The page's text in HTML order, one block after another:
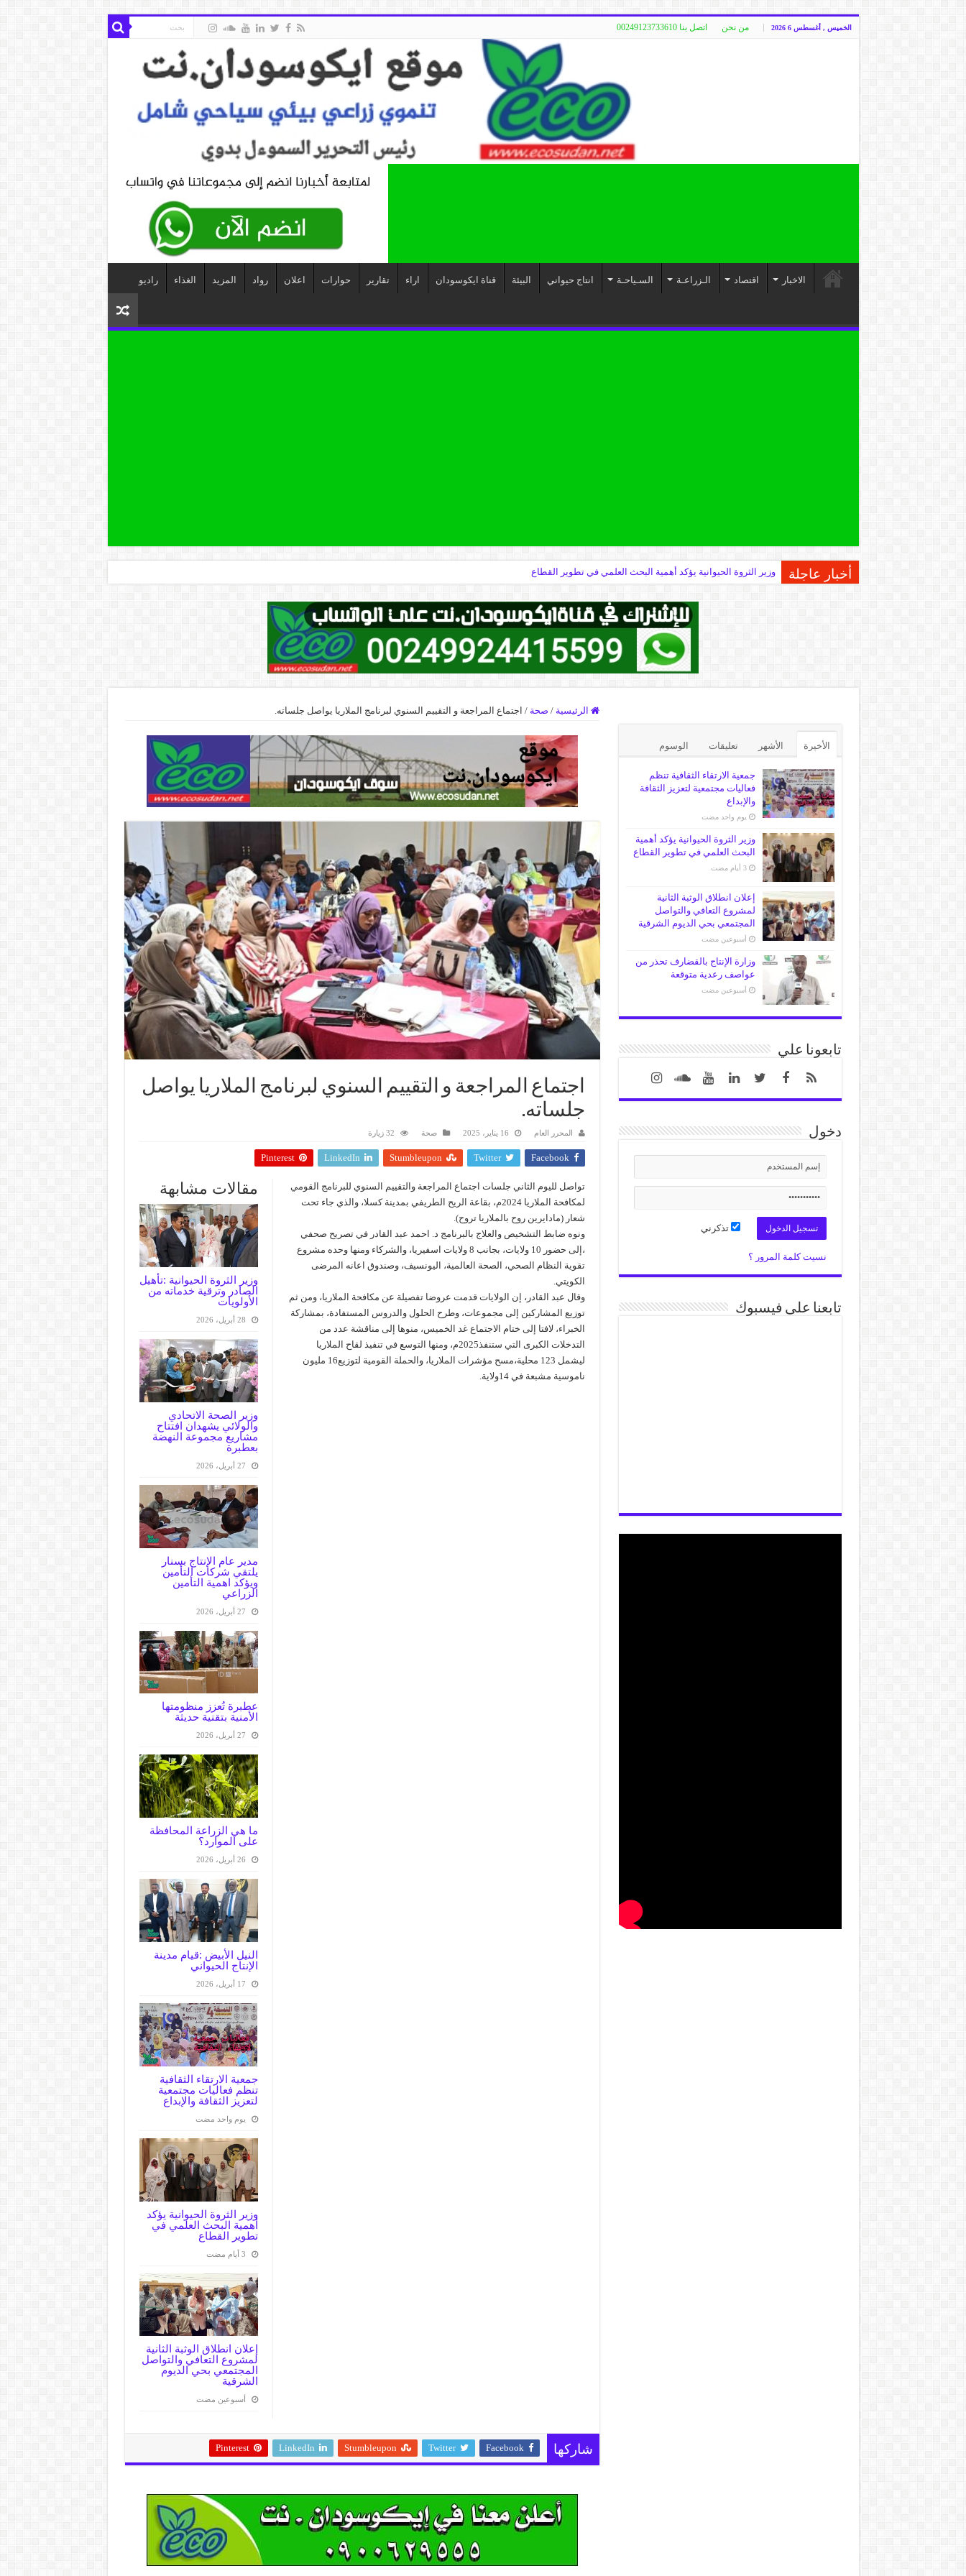
الخميس , أغسطس 6 2026 من نحن اتصل بنا 00249123733610
الاخبار اقتصاد الـزراعـة السـياحـة انتاج حيواني البيئة قناة ايكوسودان اراء تقارير حوارات اعلان رواد المزيد الغذاء راديو
أخبار عاجلة وزير الثروة الحيوانية يؤكد أهمية البحث العلمي في تطوير القطاع
الرئيسية / صحة / اجتماع المراجعة و التقييم السنوي لبرنامج الملاريا يواصل جلساته.
اجتماع المراجعة و التقييم السنوي لبرنامج الملاريا يواصل
جلساته.
المحرر العام 16 يناير، 2025 صحة 32 زيارة
Facebook
Twitter
Stumbleupon
LinkedIn
Pinterest
مقالات مشابهة
وزير الثروة الحيوانية :تأهيل
الصادر وترقية خدماته من
الأولويات
28 أبريل، 2026
وزير الصحة الاتحادي
والولائي يشهدان افتتاح
مشاريع مجموعة النهضة
بعطبرة
27 أبريل، 2026
مدير عام الإنتاج بسنار
يلتقي شركات التأمين
ويؤكد اهمية التأمين
الزراعي
27 أبريل، 2026
عطبرة تُعزز منظومتها
الأمنية بتقنية حديثة
27 أبريل، 2026
ما هي الزراعة المحافظة
على الموارد؟
26 أبريل، 2026
النيل الأبيض :قيام مدينة
الإنتاج الحيواني
17 أبريل، 2026
جمعية الارتقاء الثقافية
تنظم فعاليات مجتمعية
لتعزيز الثقافة والإبداع
‏يوم واحد مضت
وزير الثروة الحيوانية يؤكد
أهمية البحث العلمي في
تطوير القطاع
إعلان انطلاق الوثبة الثانية
لمشروع التعافي والتواصل
المجتمعي بحي الديوم
الشرقية
‏أسبوعين مضت
تواصل لليوم الثاني جلسات اجتماع المراجعة والتقييم السنوي للبرنامج القومي
لمكافحة الملاريا 2024م، بقاعة الريح الطريفي بمدينة كسلا، والذي جاء تحت
شعار (مادايرين روح بالملاريا تروح).
ونوه ضابط التشخيص والعلاج بالبرنامج د. احمد عبد القادر في تصريح صحفي
،إلى حضور 10 ولايات، بجانب 8 ولايات اسفيريا، والشركاء ومنها وحده مشروع
تقوية النظام الصحي، الصحة العالمية، اليونسيف، وصندوق اعانه المرضى
الكويتي.
وقال عبد القادر، إن الولايات قدمت عروضا تفصيلة عن مكافحة الملاريا، ومن ثم
توزيع المشاركين إلى مجموعات، وطرح الحلول والدروس المستفادة، بمشاركة
الخبراء، لافتا إلى ختام الاجتماع غد الخميس، منوها إلى مناقشة عدد من
التدخلات الكبرى التي ستنفذ2025م، ومنها التوسع في تنفيذ لقاح الملاريا
ليشمل 123 محلية،مسح مؤشرات الملاريا، والحملة القومية لتوزيع16 مليون
ناموسية مشبعة في 14ولاية.
شاركها Facebook
Twitter
Stumbleupon
LinkedIn
Pinterest
الأخيرة الأشهر تعليقات الوسوم
جمعية الارتقاء الثقافية تنظم
فعاليات مجتمعية لتعزيز الثقافة
والإبداع
‏يوم واحد مضت
وزير الثروة الحيوانية يؤكد أهمية
البحث العلمي في تطوير القطاع
‏3 أيام مضت
إعلان انطلاق الوثبة الثانية
لمشروع التعافي والتواصل
المجتمعي بحي الديوم الشرقية
‏أسبوعين مضت
وزارة الإنتاج بالقضارف تحذر من
عواصف رعدية متوقعة
‏أسبوعين مضت
تابعونا علي
دخول
تذكرني
نسيت كلمة المرور ؟
تابعنا على فيسبوك